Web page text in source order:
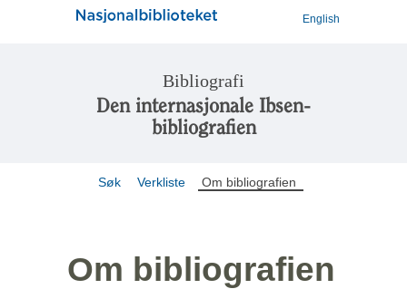
English
Bibliografi
Den internasjonale Ibsen-
bibliografien
Søk Verkliste Om bibliografien
Om bibliografien